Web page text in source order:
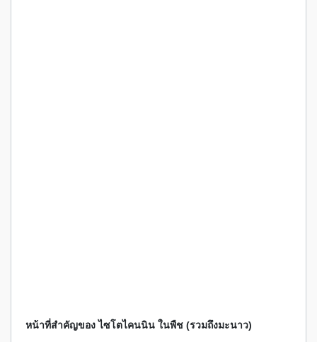
หน้าที่สำคัญของ ไซโตไคนนิน ในพืช (รวมถึงมะนาว)